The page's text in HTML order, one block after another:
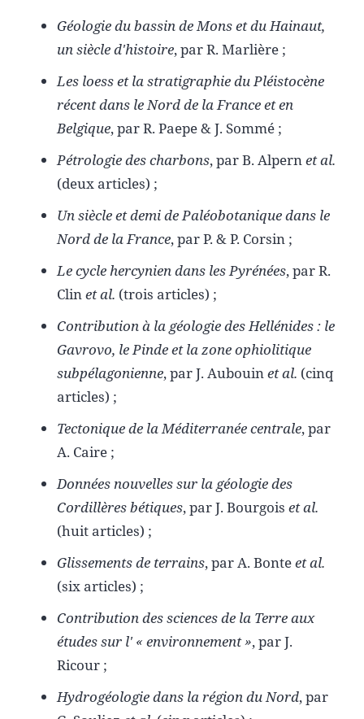
Géologie du bassin de Mons et du Hainaut,
un siècle d'histoire, par R. Marlière ;
Les loess et la stratigraphie du Pléistocène
récent dans le Nord de la France et en
Belgique, par R. Paepe & J. Sommé ;
Pétrologie des charbons, par B. Alpernet al.
(deux articles) ;
Un siècle et demi de Paléobotanique dans le
Nord de la France, par P. & P. Corsin ;
Le cycle hercynien dans les Pyrénées, par R.
Clinet al. (trois articles) ;
Contribution à la géologie des Hellénides : le
Gavrovo, le Pinde et la zone ophiolitique
subpélagonienne, par J. Aubouinet al. (cinq
articles) ;
Tectonique de la Méditerranée centrale, par
A. Caire ;
Données nouvelles sur la géologie des
Cordillères bétiques, par J. Bourgois et al.
(huit articles) ;
Glissements de terrains, par A. Bonteet al.
(six articles) ;
Contribution des sciences de la Terre aux
études sur l' « environnement », par J.
Ricour ;
Hydrogéologie dans la région du Nord, par